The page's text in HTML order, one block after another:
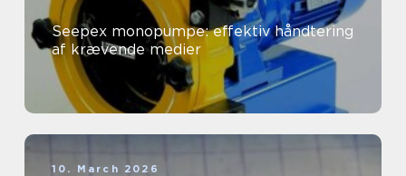
Seepex monopumpe: effektiv håndtering
af krævende medier
10. March 2026